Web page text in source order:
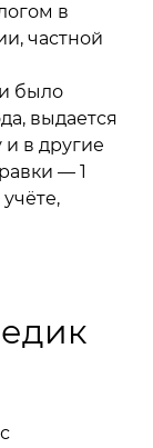
в
частной
было
выдается
в другие
— 1